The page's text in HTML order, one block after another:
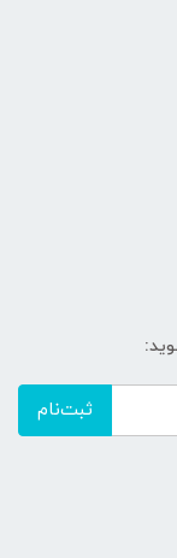
ثبت‌نام